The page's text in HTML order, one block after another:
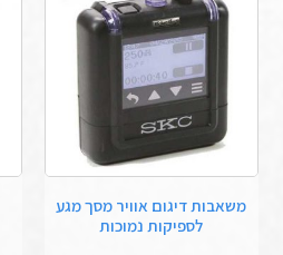
משאבות דיגום אוויר מסך מגע
לספיקות נמוכות